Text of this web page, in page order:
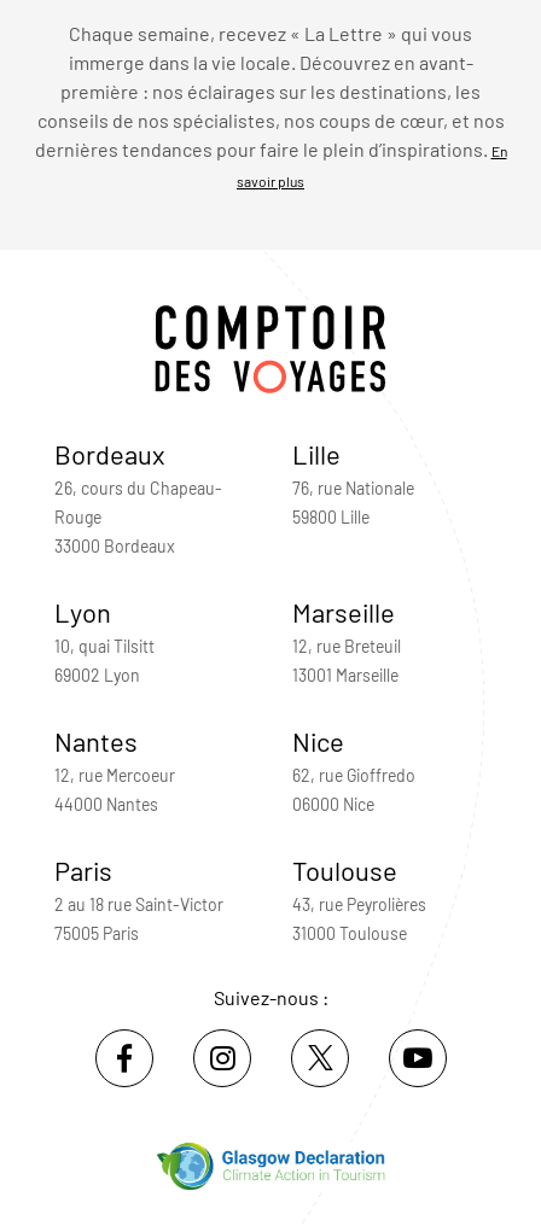
Chaque semaine, recevez « La Lettre » qui vous
immerge dans la vie locale. Découvrez en avant-
première : nos éclairages sur les destinations, les
conseils de nos spécialistes, nos coups de cœur, et nos
dernières tendances pour faire le plein d’inspirations. En
savoir plus
Bordeaux
26, cours du Chapeau-
Rouge
33000 Bordeaux
Lille
76, rue Nationale
59800 Lille
Lyon
10, quai Tilsitt
69002 Lyon
Marseille
12, rue Breteuil
13001 Marseille
Nantes
12, rue Mercoeur
44000 Nantes
Nice
62, rue Gioffredo
06000 Nice
Paris
2 au 18 rue Saint-Victor
75005 Paris
Toulouse
43, rue Peyrolières
31000 Toulouse
Suivez-nous :